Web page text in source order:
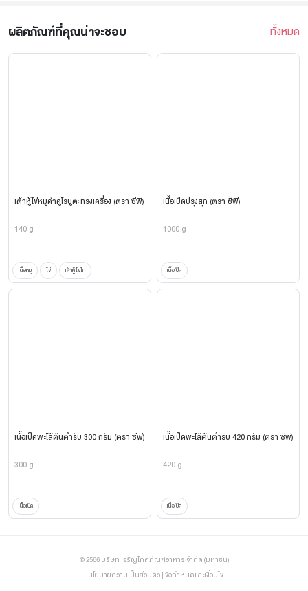
ผลิตภัณฑ์ที่คุณน่าจะชอบ ทั้งหมด
เต้าหู้ไข่หมูดำคูโรบูตะทรงเครื่อง (ตรา ซีพี)
140 g
เนื้อหมู ไข่ เต้าหู้ไข่ไก่
เนื้อเป็ดปรุงสุก (ตรา ซีพี)
1000 g
เนื้อเป็ด
เนื้อเป็ดพะโล้ต้นตำรับ 300 กรัม (ตรา ซีพี)
300 g
เนื้อเป็ด
เนื้อเป็ดพะโล้ต้นตำรับ 420 กรัม (ตรา ซีพี)
420 g
เนื้อเป็ด
© 2566 บริษัท เจริญโภคภัณฑ์อาหาร จำกัด (มหาชน)
นโยบายความเป็นส่วนตัว|ข้อกำหนดและเงื่อนไข